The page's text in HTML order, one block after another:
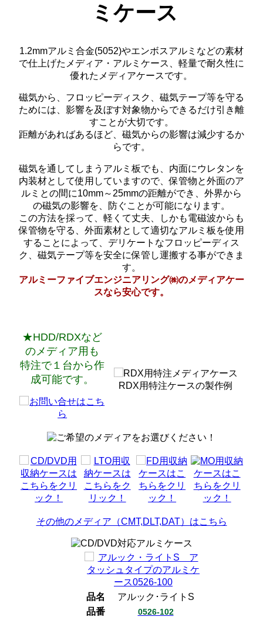
ミケース
1.2mmアルミ合金(5052)やエンボスアルミなどの素材
で仕上げたメディア・アルミケース、軽量で耐久性に
優れたメディアケースです。
磁気から、フロッピーディスク、磁気テープ等を守る
ためには、影響を及ぼす対象物からできるだけ引き離
すことが大切です。
距離があればあるほど、磁気からの影響は減少するか
らです。
磁気を通してしまうアルミ板でも、内面にウレタンを
内装材として使用していますので、保管物と外面のア
ルミとの間に10mm～25mmの距離ができ、外界から
の磁気の影響を、防ぐことが可能になります。
この方法を採って、軽くて丈夫、しかも電磁波からも
保管物を守る、外面素材として適切なアルミ板を使用
することによって、デリケートなフロッピーディス
ク、磁気テープ等を安全に保管し運搬する事ができま
す。
アルミーファイブエンジニアリング㈱のメディアケー
スなら安心です。
★HDD/RDXなど
のメディア用も
特注で１台から作
成可能です。
RDX用特注ケースの製作例
その他のメディア（CMT,DLT,DAT）はこちら
品名
アルック･ライトS
品番
0526-102